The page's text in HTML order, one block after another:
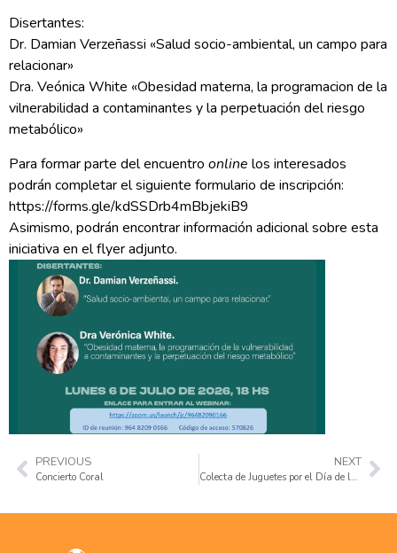
Disertantes:
Dr. Damian Verzeñassi «Salud socio-ambiental, un campo para
relacionar»
Dra. Veónica White «Obesidad materna, la programacion de la
vilnerabilidad a contaminantes y la perpetuación del riesgo
metabólico»
Para formar parte del encuentro online los interesados
podrán completar el siguiente formulario de inscripción:
https://forms.gle/kdSSDrb4mBbjekiB9
Asimismo, podrán encontrar información adicional sobre esta
iniciativa en el flyer adjunto.
PREVIOUS
Concierto Coral
NEXT
Colecta de Juguetes por el Día de las Infancias: «Un regalo por una sonrisa»